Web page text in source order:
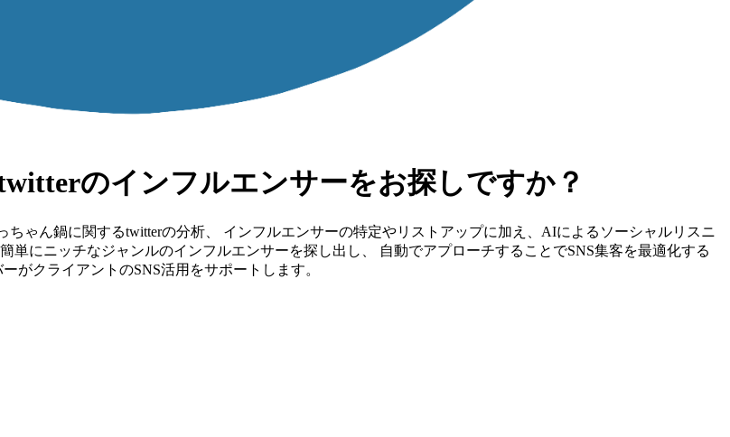
のインフルエンサーをお探しですか？
ちゃん鍋に関するtwitterの分析、 インフルエンサーの特定やリストアップに加え、AIによるソーシャルリスニ
単にニッチなジャンルのインフルエンサーを探し出し、 自動でアプローチすることでSNS集客を最適化する
がクライアントのSNS活用をサポートします。